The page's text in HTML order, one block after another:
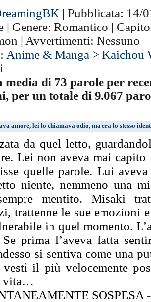
| Pubblicata: 14/
| Genere: Romantico |
| Avvertimenti: Nessuno
Anime & Manga >Kaichou
media di 73 parole per
per un totale di 9.067
amore, lei lo chiamava odio, ma era lo stesso
da quel letto,
Lei non aveva mai
quelle parole. Lui
niente, nemmeno una
mentito. Misaki
trattenne le sue emozioni
in quel momento.
Se prima l’aveva fatta
si sentiva come una
il più velocemente
vita…
SOSPESA